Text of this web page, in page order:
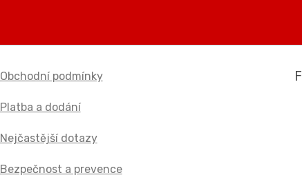
Obchodní podmínky
Platba a dodání
Nejčastější dotazy
Bezpečnost a prevence